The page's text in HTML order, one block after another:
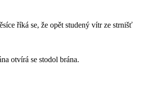
říká se, že opět studený vítr ze strnišť
otvírá se stodol brána.